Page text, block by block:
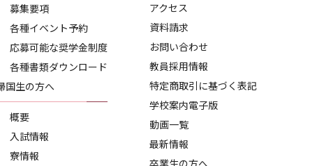
募集要項
各種イベント予約
応募可能な奨学金制度
各種書類ダウンロード
国生の方へ
概要
入試情報
寮情報
アクセス
資料請求
お問い合わせ
教員採用情報
特定商取引に基づく表記
学校案内電子版
動画一覧
最新情報